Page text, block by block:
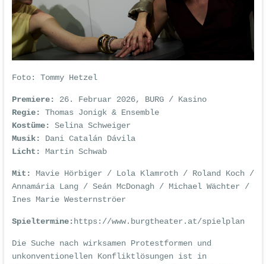
Foto: Tommy Hetzel
Premiere:
26. Februar 2026, BURG / Kasino
Regie:
Thomas Jonigk & Ensemble
Kostüme: Selina Schweiger
Musik: Dani Catalán Dávila
Licht: Martin Schwab
Mit: Mavie Hörbiger / Lola Klamroth / Roland Koch /
Annamária Lang / Seán McDonagh / Michael Wächter /
Ines Marie Westernströer
Spieltermine:https://www.burgtheater.at/spielplan
Die Suche nach wirksamen Protestformen und
unkonventionellen Konfliktlösungen ist in